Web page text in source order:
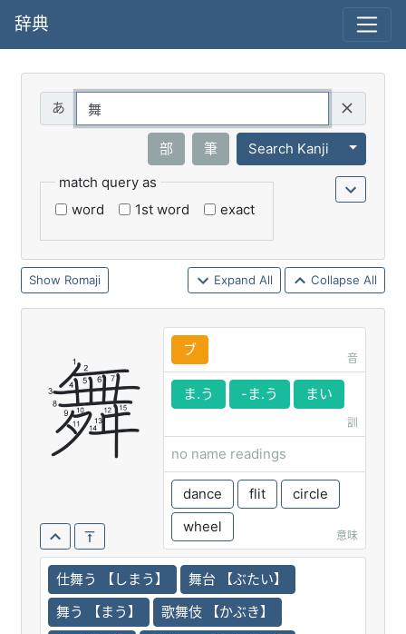
辞典
部 筆 Search Kanji
Toggle
match query as
word
1st word exact
Romaji Expand All Collapse All
舞 ブ
音
ま.う -ま.う まい
訓
no name readings
dance flit
circle
wheel
意味
仕舞う 【しまう】
舞台 【ぶたい】
舞う 【まう】
歌舞伎 【かぶき】